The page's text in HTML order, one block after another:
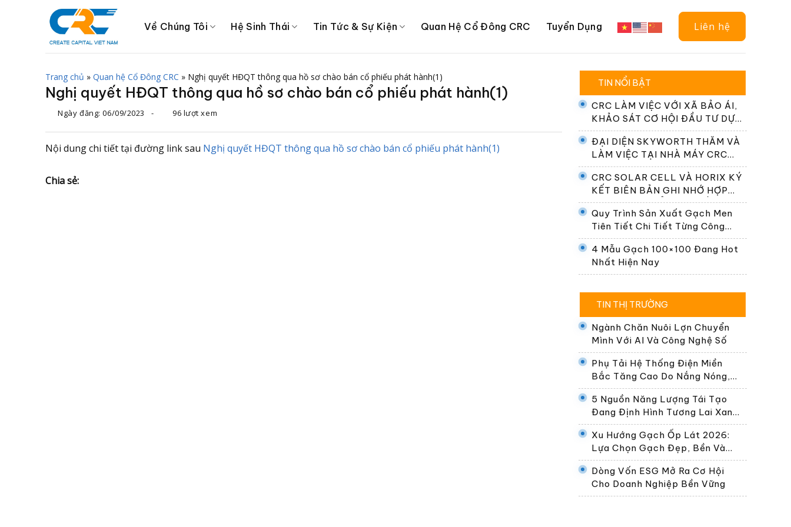
Về Chúng Tôi Hệ Sinh Thái Tin Tức & Sự Kiện Quan Hệ Cổ Đông CRC Tuyển Dụng Liên hệ
Trang chủ » Quan hệ Cổ Đông CRC » Nghị quyết HĐQT thông qua hồ sơ chào bán cổ phiếu phát hành(1)
Nghị quyết HĐQT thông qua hồ sơ chào bán cổ phiếu phát hành(1)
Ngày đăng:06/09/2023 - 96 lượt xem
Nội dung chi tiết tại đường link sau Nghị quyết HĐQT thông qua hồ sơ chào bán cổ phiếu phát hành(1)
Chia sẻ:
TIN NỔI BẬT
CRC LÀM VIỆC VỚI XÃ BẢO ÁI,
KHẢO SÁT CƠ HỘI ĐẦU TƯ DỰ
ÁN ĐIỆN NĂNG LƯỢNG MẶT
TRỜI
ĐẠI DIỆN SKYWORTH THĂM VÀ
LÀM VIỆC TẠI NHÀ MÁY CRC
SOLAR CELL
CRC SOLAR CELL VÀ HORIX KÝ
KẾT BIÊN BẢN GHI NHỚ HỢP
TÁC PHÁT TRIỂN HỆ THỐNG
ĐỔI PIN TẠI VIỆT NAM
Quy Trình Sản Xuất Gạch Men
Tiên Tiết Chi Tiết Từng Công
Đoạn
4 Mẫu Gạch 100×100 Đang Hot
Nhất Hiện Nay
TIN THỊ TRƯỜNG
Ngành Chăn Nuôi Lợn Chuyển
Mình Với AI Và Công Nghệ Số
Phụ Tải Hệ Thống Điện Miền
Bắc Tăng Cao Do Nắng Nóng,
Dự Kiến Gần 30.000 MW Ngày
24/6
5 Nguồn Năng Lượng Tái Tạo
Đang Định Hình Tương Lai Xanh
Của Thế Giới
Xu Hướng Gạch Ốp Lát 2026:
Lựa Chọn Gạch Đẹp, Bền Và
Phù Hợp Không Gian Sống Hiện
Đại
Dòng Vốn ESG Mở Ra Cơ Hội
Cho Doanh Nghiệp Bền Vững